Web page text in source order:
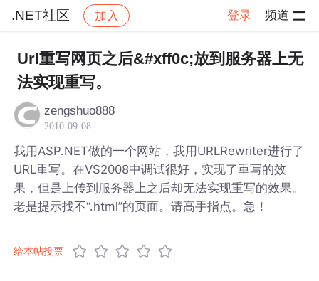
.NET社区 加入 登录 频道
社区 .NET社区 帖子详情
Url重写网页之后&#xff0c;放到服务器上无
法实现重写。
zengshuo888
2010-09-08
我用ASP.NET做的一个网站，我用URLRewriter进行了
URL重写。在VS2008中调试很好，实现了重写的效
果，但是上传到服务器上之后却无法实现重写的效果。
老是提示找不“.html”的页面。请高手指点。急！
给本帖投票